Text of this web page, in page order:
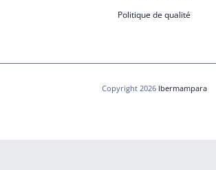
Politique de qualité
Copyright 2026 Ibermampara